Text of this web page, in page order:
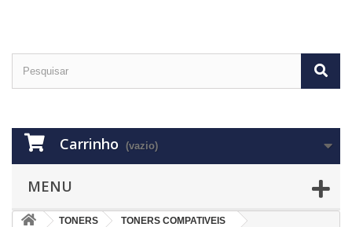
Carrinho (vazio)
MENU
TONERS
TONERS COMPATIVEIS